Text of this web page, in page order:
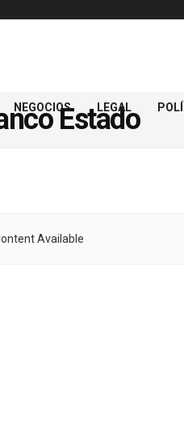
NEGOCIOS LEGAL
Estado
Available